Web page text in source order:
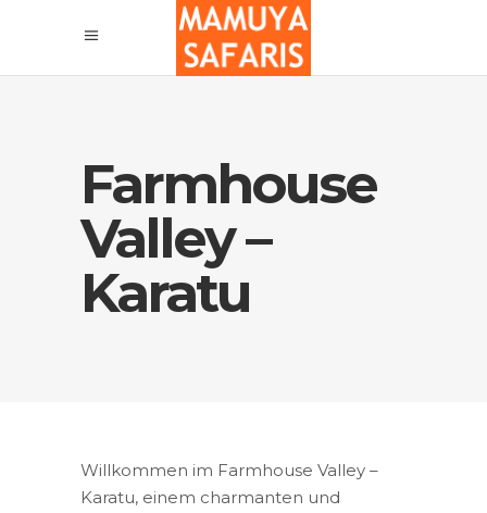
Farmhouse
Valley –
Karatu
Willkommen im Farmhouse Valley –
Karatu, einem charmanten und